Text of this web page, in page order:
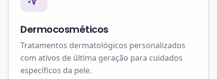
Dermocosméticos
Tratamentos dermatológicos personalizados
com ativos de última geração para cuidados
específicos da pele.